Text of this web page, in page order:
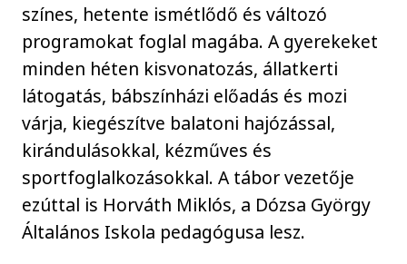
színes, hetente ismétlődő és változó
programokat foglal magába. A gyerekeket
minden héten kisvonatozás, állatkerti
látogatás, bábszínházi előadás és mozi
várja, kiegészítve balatoni hajózással,
kirándulásokkal, kézműves és
sportfoglalkozásokkal. A tábor vezetője
ezúttal is Horváth Miklós, a Dózsa György
Általános Iskola pedagógusa lesz.